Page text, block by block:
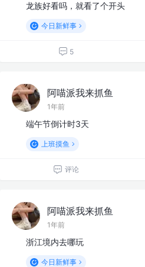
龙族好看吗，就看了个开头
今日新鲜事
5
阿喵派我来抓鱼
1年前
端午节倒计时3天
上班摸鱼
评论
阿喵派我来抓鱼
1年前
浙江境内去哪玩
今日新鲜事